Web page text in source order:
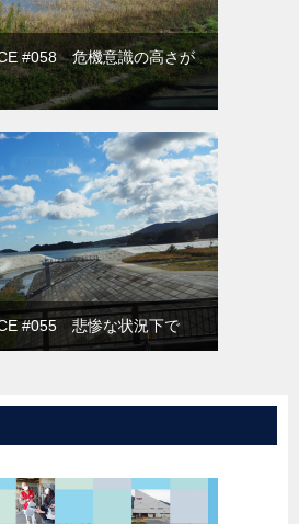
#058 危機意識の高さが
#055 悲惨な状況下で